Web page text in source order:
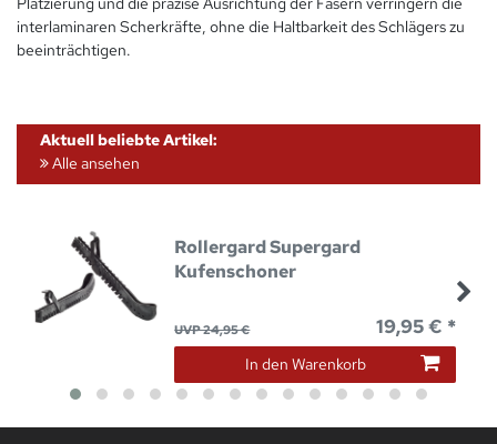
interlaminaren Scherkräfte, ohne die Haltbarkeit des Schlägers zu
beeinträchtigen.
Aktuell beliebte Artikel:
Alle ansehen
Rollergard Supergard
Kufenschoner
UVP 24,95 € 19,95 € *
In den Warenkorb